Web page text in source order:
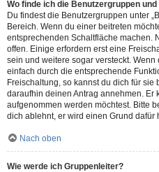
Wo finde ich die Benutzergruppen
Du findest die Benutzergruppen unter
Bereich. Wenn du einer beitreten
entsprechenden Schaltfläche machen.
offen. Einige erfordern erst eine
sein und weitere sogar versteckt.
einfach durch die entsprechende
Freischaltung, so kannst du dich für
daraufhin deinen Antrag annehmen. Er
aufgenommen werden möchtest. Bitte
dich ablehnt, er wird einen Grund dafür
Nach oben
Wie werde ich Gruppenleiter?